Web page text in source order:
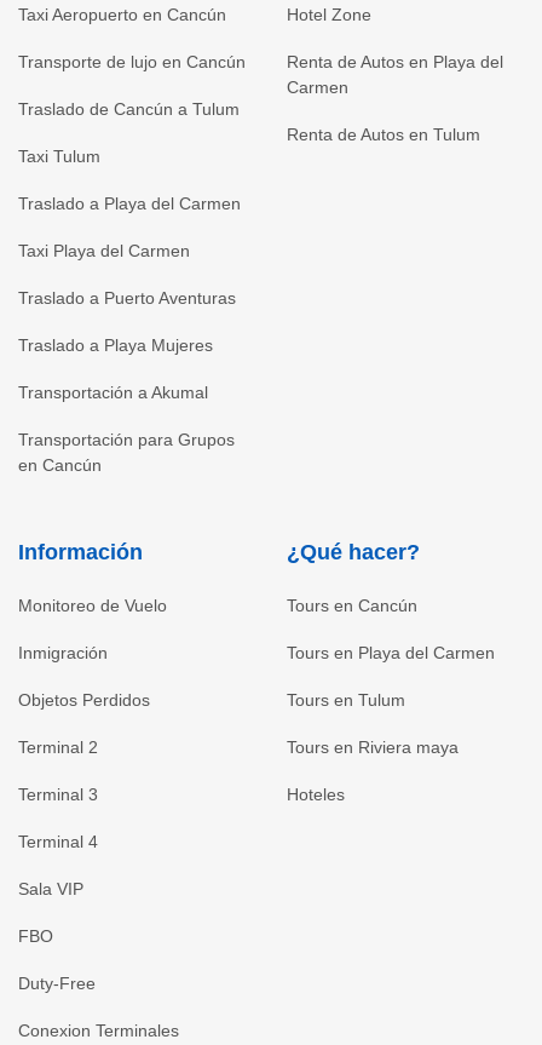
Taxi Aeropuerto en Cancún
Transporte de lujo en Cancún
Traslado de Cancún a Tulum
Taxi Tulum
Traslado a Playa del Carmen
Taxi Playa del Carmen
Traslado a Puerto Aventuras
Traslado a Playa Mujeres
Transportación a Akumal
Transportación para Grupos
en Cancún
Hotel Zone
Renta de Autos en Playa del
Carmen
Renta de Autos en Tulum
Información
Monitoreo de Vuelo
Inmigración
Objetos Perdidos
Terminal 2
Terminal 3
Terminal 4
Sala VIP
FBO
Duty-Free
Conexion Terminales
¿Qué hacer?
Tours en Cancún
Tours en Playa del Carmen
Tours en Tulum
Tours en Riviera maya
Hoteles